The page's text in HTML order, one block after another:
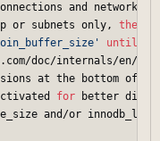
and network
or subnets only,
then
until
doc/internals/en/
at the bottom of
for better
and/or